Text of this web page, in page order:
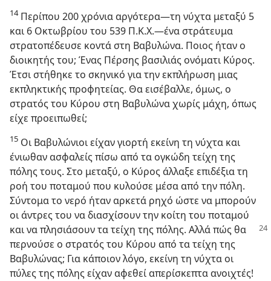
14Περίπου 200 χρόνια αργότερα—τη νύχτα μεταξύ 5
και 6 Οκτωβρίου του 539 Π.Κ.Χ.—ένα στράτευμα
στρατοπέδευσε κοντά στη Βαβυλώνα. Ποιος ήταν ο
διοικητής του; Ένας Πέρσης βασιλιάς ονόματι Κύρος.
Έτσι στήθηκε το σκηνικό για την εκπλήρωση μιας
εκπληκτικής προφητείας. Θα εισέβαλλε, όμως, ο
στρατός του Κύρου στη Βαβυλώνα χωρίς μάχη, όπως
είχε προειπωθεί;
15 Οι Βαβυλώνιοι είχαν γιορτή εκείνη τη νύχτα και
ένιωθαν ασφαλείς πίσω από τα ογκώδη τείχη της
πόλης τους. Στο μεταξύ, ο Κύρος άλλαξε επιδέξια τη
ροή του ποταμού που κυλούσε μέσα από την πόλη.
Σύντομα το νερό ήταν αρκετά ρηχό ώστε να μπορούν
οι άντρες του να διασχίσουν την κοίτη του ποταμού
και να πλησιάσουν τα τείχη της πόλης. Αλλάπώς θα
περνούσε ο στρατός του Κύρου από τα τείχη της
Βαβυλώνας; Για κάποιον λόγο, εκείνη τη νύχτα οι
πύλες της πόλης είχαν αφεθεί απερίσκεπτα ανοιχτές!